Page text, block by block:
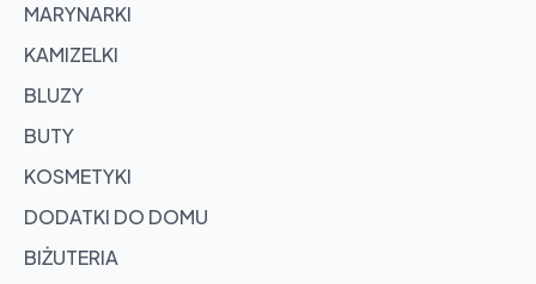
MARYNARKI
KAMIZELKI
BLUZY
BUTY
KOSMETYKI
DODATKI DO DOMU
BIŻUTERIA